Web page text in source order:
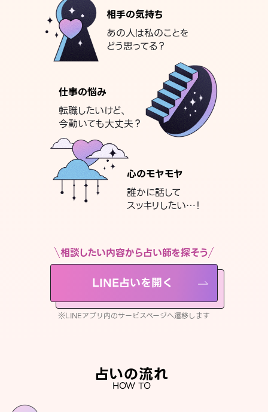
相手の気持ち
あの人は私のことを
どう思ってる？
仕事の悩み
転職したいけど、
今動いても大丈夫？
心のモヤモヤ
誰かに話して
スッキリしたい…！
相談したい内容から占い師を探そう
LINE占いを開く
※LINEアプリ内のサービスページへ遷移します
占いの流れ
HOW TO